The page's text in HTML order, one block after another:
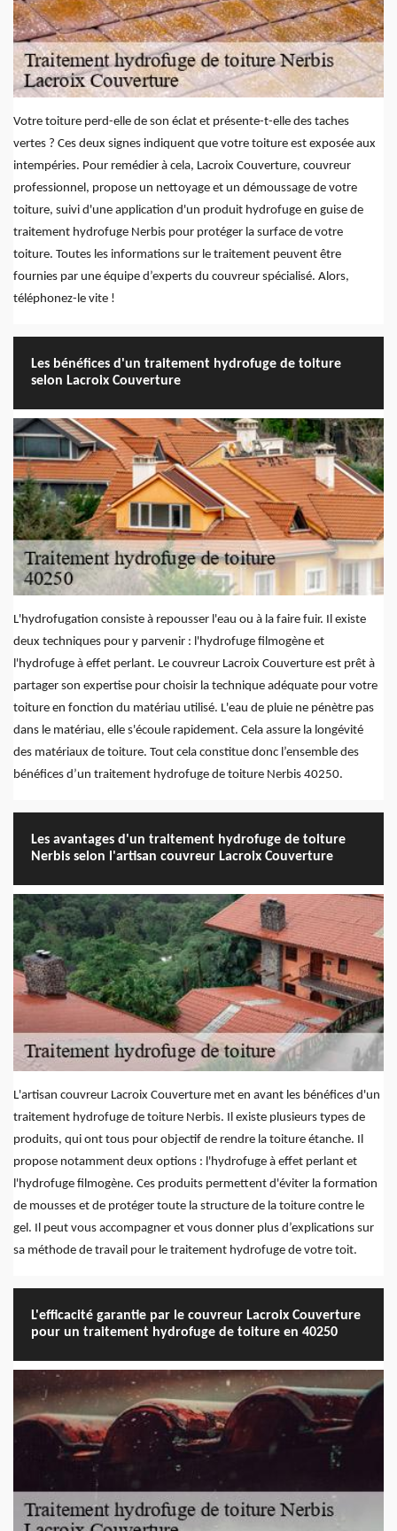
Votre toiture perd-elle de son éclat et présente-t-elle des taches
vertes ? Ces deux signes indiquent que votre toiture est exposée aux
intempéries. Pour remédier à cela, Lacroix Couverture, couvreur
professionnel, propose un nettoyage et un démoussage de votre
toiture, suivi d'une application d'un produit hydrofuge en guise de
traitement hydrofuge Nerbis pour protéger la surface de votre
toiture. Toutes les informations sur le traitement peuvent être
fournies par une équipe d’experts du couvreur spécialisé. Alors,
téléphonez-le vite !
Les bénéfices d'un traitement hydrofuge de toiture
selon Lacroix Couverture
L'hydrofugation consiste à repousser l'eau ou à la faire fuir. Il existe
deux techniques pour y parvenir : l'hydrofuge filmogène et
l'hydrofuge à effet perlant. Le couvreur Lacroix Couverture est prêt à
partager son expertise pour choisir la technique adéquate pour votre
toiture en fonction du matériau utilisé. L'eau de pluie ne pénètre pas
dans le matériau, elle s'écoule rapidement. Cela assure la longévité
des matériaux de toiture. Tout cela constitue donc l’ensemble des
bénéfices d’un traitement hydrofuge de toiture Nerbis 40250.
Les avantages d'un traitement hydrofuge de toiture
Nerbis selon l'artisan couvreur Lacroix Couverture
L'artisan couvreur Lacroix Couverture met en avant les bénéfices d'un
traitement hydrofuge de toiture Nerbis. Il existe plusieurs types de
produits, qui ont tous pour objectif de rendre la toiture étanche. Il
propose notamment deux options : l'hydrofuge à effet perlant et
l'hydrofuge filmogène. Ces produits permettent d'éviter la formation
de mousses et de protéger toute la structure de la toiture contre le
gel. Il peut vous accompagner et vous donner plus d’explications sur
sa méthode de travail pour le traitement hydrofuge de votre toit.
L'efficacité garantie par le couvreur Lacroix Couverture
pour un traitement hydrofuge de toiture en 40250